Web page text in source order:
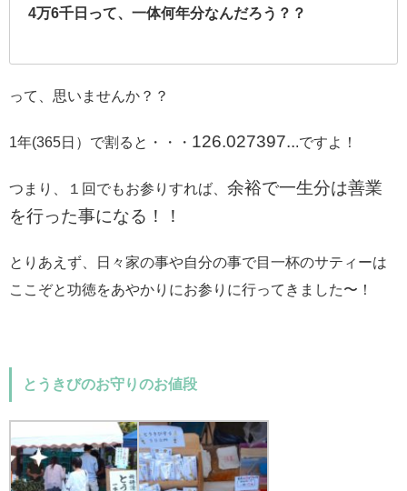
4万6千日って、一体何年分なんだろう？？
って、思いませんか？？
1年(365日）で割ると・・・ 126.027397...ですよ！
つまり、１回でもお参りすれば、 余裕で一生分は善業
を行った事になる！！
とりあえず、日々家の事や自分の事で目一杯のサティーは
ここぞと功徳をあやかりにお参りに行ってきました〜！
とうきびのお守りのお値段